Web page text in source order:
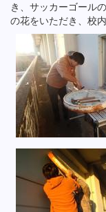
き、サッカーゴール
の花をいただき、校